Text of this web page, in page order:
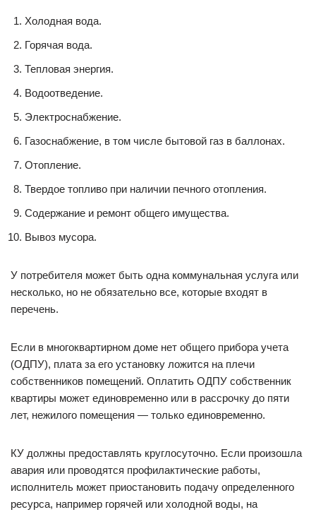
Холодная вода.
Горячая вода.
Тепловая энергия.
Водоотведение.
Электроснабжение.
Газоснабжение, в том числе бытовой газ в баллонах.
Отопление.
Твердое топливо при наличии печного отопления.
Содержание и ремонт общего имущества.
Вывоз мусора.
У потребителя может быть одна коммунальная услуга или
несколько, но не обязательно все, которые входят в
перечень.
Если в многоквартирном доме нет общего прибора учета
(ОДПУ), плата за его установку ложится на плечи
собственников помещений. Оплатить ОДПУ собственник
квартиры может единовременно или в рассрочку до пяти
лет, нежилого помещения — только единовременно.
КУ должны предоставлять круглосуточно. Если произошла
авария или проводятся профилактические работы,
исполнитель может приостановить подачу определенного
ресурса, например горячей или холодной воды, на